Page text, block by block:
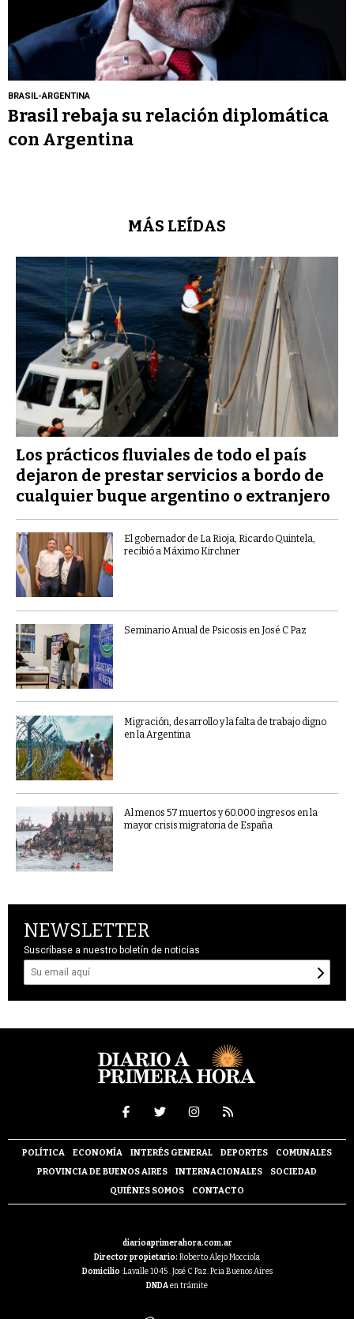
BRASIL-ARGENTINA
Brasil rebaja su relación diplomática
con Argentina
MÁS LEÍDAS
Los prácticos fluviales de todo el país
dejaron de prestar servicios a bordo de
cualquier buque argentino o extranjero
El gobernador de La Rioja, Ricardo Quintela,
recibió a Máximo Kirchner
Seminario Anual de Psicosis en José C Paz
Migración, desarrollo y la falta de trabajo digno
en la Argentina
Al menos 57 muertos y 60.000 ingresos en la
mayor crisis migratoria de España
NEWSLETTER
Suscríbase a nuestro boletín de noticias
POLÍTICA ECONOMÍA INTERÉS GENERAL DEPORTES
COMUNALES
PROVINCIA DE BUENOS AIRES
INTERNACIONALES
SOCIEDAD
QUIÉNES SOMOS
CONTACTO
diarioaprimerahora.com.ar
Director propietario: Roberto Alejo Mocciola
Domicilio :Lavalle 1045 . José C Paz. Pcia Buenos Aires
DNDAen trámite